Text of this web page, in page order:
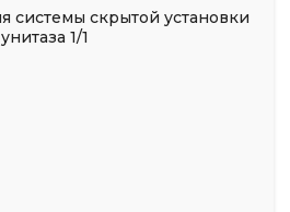
системы скрытой установки
унитаза 1/1